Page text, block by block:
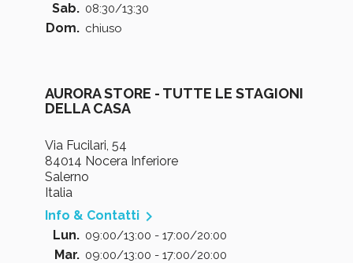
Sab. 08:30/13:30
Dom. chiuso
AURORA STORE - TUTTE LE STAGIONI
DELLA CASA
Via Fucilari, 54
84014 Nocera Inferiore
Salerno
Italia
Info & Contatti 
Lun. 09:00/13:00 - 17:00/20:00
Mar. 09:00/13:00 - 17:00/20:00